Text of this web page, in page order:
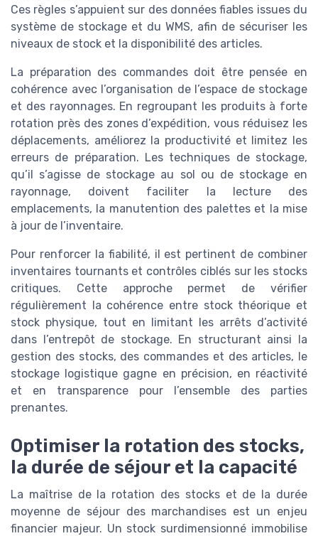
Ces règles s’appuient sur des données fiables issues du
système de stockage et du WMS, afin de sécuriser les
niveaux de stock et la disponibilité des articles.
La préparation des commandes doit être pensée en
cohérence avec l’organisation de l’espace de stockage
et des rayonnages. En regroupant les produits à forte
rotation près des zones d’expédition, vous réduisez les
déplacements, améliorez la productivité et limitez les
erreurs de préparation. Les techniques de stockage,
qu’il s’agisse de stockage au sol ou de stockage en
rayonnage, doivent faciliter la lecture des
emplacements, la manutention des palettes et la mise
à jour de l’inventaire.
Pour renforcer la fiabilité, il est pertinent de combiner
inventaires tournants et contrôles ciblés sur les stocks
critiques. Cette approche permet de vérifier
régulièrement la cohérence entre stock théorique et
stock physique, tout en limitant les arrêts d’activité
dans l’entrepôt de stockage. En structurant ainsi la
gestion des stocks, des commandes et des articles, le
stockage logistique gagne en précision, en réactivité
et en transparence pour l’ensemble des parties
prenantes.
Optimiser la rotation des stocks,
la durée de séjour et la capacité
La maîtrise de la rotation des stocks et de la durée
moyenne de séjour des marchandises est un enjeu
financier majeur. Un stock surdimensionné immobilise